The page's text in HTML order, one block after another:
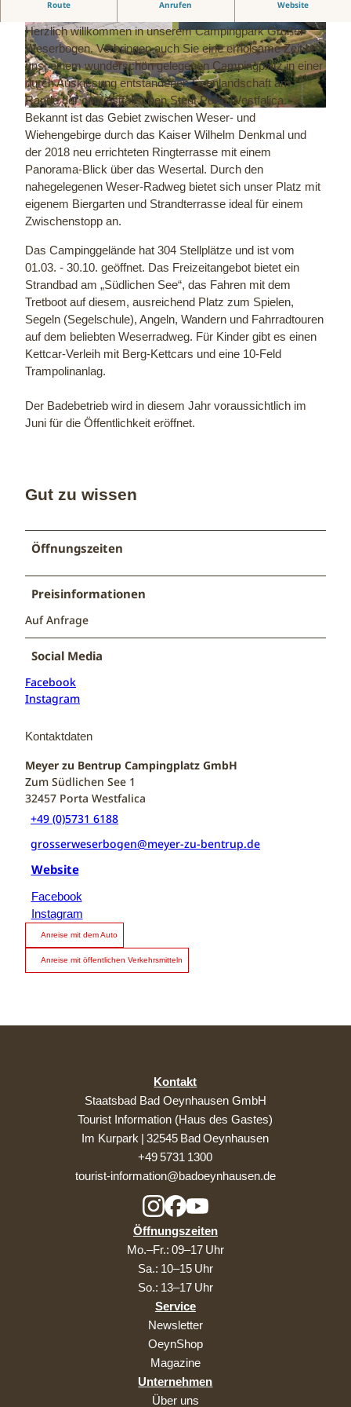
© Staatsbad Bad Oeynhausen / P. Hübbe | CC-BY-NC-ND
© Meyer zu Bentrup Campingplatz |
© Meyer zu Bentrup Campingplatz |
CC-BY-NC-ND
Route Anrufen Website
Herzlich willkommen in unserem Campingpark Großer
Weserbogen. Verbringen auch Sie eine erholsame Zeit bei
uns, einem wunderschön gelegenen Campingplatz in einer
durch Auskiesung entstandenen Seenlandschaft am
Rande der ostwestfälischen Stadt Porta Westfalica.
Bekannt ist das Gebiet zwischen Weser- und
Wiehengebirge durch das Kaiser Wilhelm Denkmal und
der 2018 neu errichteten Ringterrasse mit einem
Panorama-Blick über das Wesertal. Durch den
nahegelegenen Weser-Radweg bietet sich unser Platz mit
eigenem Biergarten und Strandterrasse ideal für einem
Zwischenstopp an.
Das Campinggelände hat 304 Stellplätze und ist vom
01.03. - 30.10. geöffnet. Das Freizeitangebot bietet ein
Strandbad am „Südlichen See“, das Fahren mit dem
Tretboot auf diesem, ausreichend Platz zum Spielen,
Segeln (Segelschule), Angeln, Wandern und Fahrradtouren
auf dem beliebten Weserradweg. Für Kinder gibt es einen
Kettcar-Verleih mit Berg-Kettcars und eine 10-Feld
Trampolinanlag.
Der Badebetrieb wird in diesem Jahr voraussichtlich im
Juni für die Öffentlichkeit eröffnet.
Gut zu wissen
Öffnungszeiten
Preisinformationen
Auf Anfrage
Social Media
Facebook
Instagram
Kontaktdaten
Meyer zu Bentrup Campingplatz GmbH
Zum Südlichen See 1
32457 Porta Westfalica
+49 (0)5731 6188
grosserweserbogen@meyer-zu-bentrup.de
Website
Facebook
Instagram
Anreise mit dem Auto
Anreise mit öffentlichen Verkehrsmitteln
Kontakt
Staatsbad Bad Oeynhausen GmbH
Tourist Information (Haus des Gastes)
Im Kurpark | 32545 Bad Oeynhausen
+49 5731 1300
tourist-information@badoeynhausen.de
Öffnungszeiten
Mo.–Fr.: 09–17 Uhr
Sa.: 10–15 Uhr
So.: 13–17 Uhr
Service
Newsletter
OeynShop
Magazine
Unternehmen
Über uns